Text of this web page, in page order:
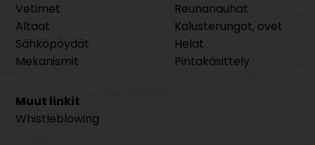
Vetimet
Altaat
Sähköpöydät
Mekanismit
Reunanauhat
Kalusterungot, ovet
Helat
Pintakäsittely
Muut linkit
Whistleblowing